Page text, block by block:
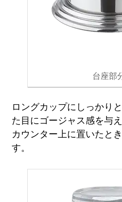
台座部
ロングカップにしっかり
た目にゴージャス感を与
カウンター上に置いたと
す。